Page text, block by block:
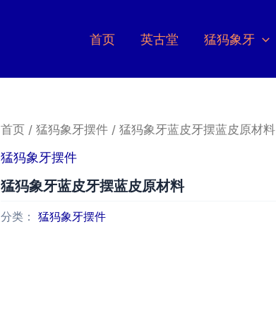
首页 英古堂 猛犸象牙
首页 / 猛犸象牙摆件 / 猛犸象牙蓝皮牙摆蓝皮原材料
猛犸象牙摆件
猛犸象牙蓝皮牙摆蓝皮原材料
分类： 猛犸象牙摆件